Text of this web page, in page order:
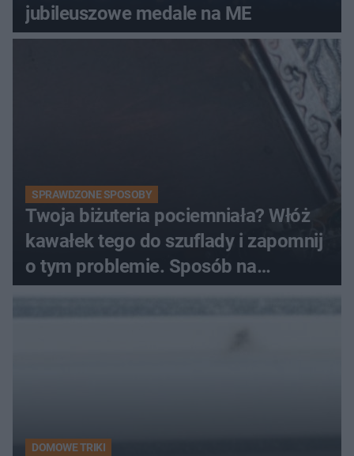
jubileuszowe medale na ME
SPRAWDZONE SPOSOBY
Twoja biżuteria pociemniała? Włóż
kawałek tego do szuflady i zapomnij
o tym problemie. Sposób na
pociemniałą biżuterię
DOMOWE TRIKI